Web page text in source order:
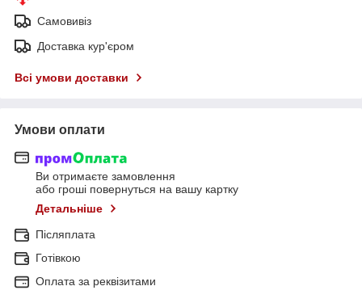
Самовивіз
Доставка кур'єром
Всі умови доставки
Умови оплати
Ви отримаєте замовлення
або гроші повернуться на вашу картку
Детальніше
Післяплата
Готівкою
Оплата за реквізитами